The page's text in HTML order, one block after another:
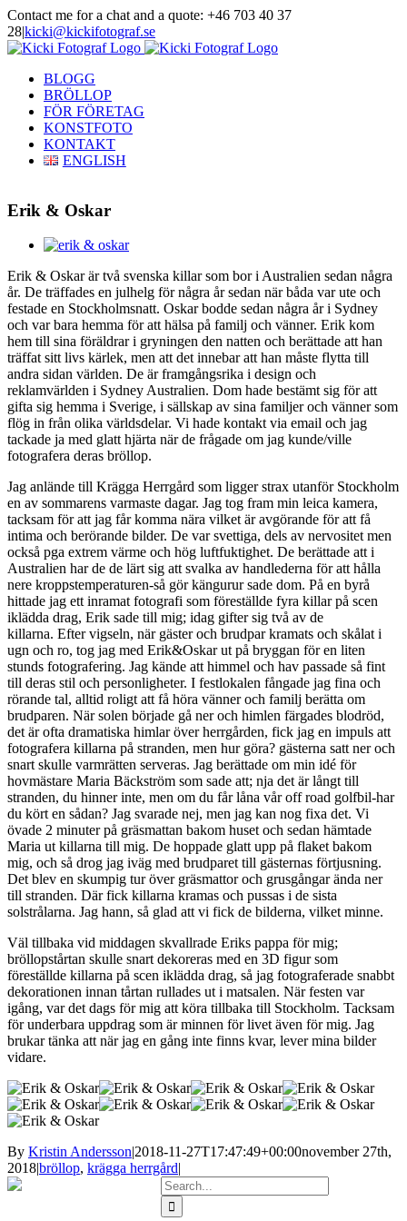
Skip
to
content
Contact me for a chat and a quote: +46 703 40 37
28|kicki@kickifotograf.se
Instagram
Facebook
BLOGG
BRÖLLOP
FÖR FÖRETAG
KONSTFOTO
KONTAKT
ENGLISH
Erik & Oskar
View
Image
Erik & Oskar är två svenska killar som bor i Australien sedan några
år. De träffades en julhelg för några år sedan när båda var ute och
festade en Stockholmsnatt. Oskar bodde sedan några år i Sydney
och var bara hemma för att hälsa på familj och vänner. Erik kom
hem till sina föräldrar i gryningen den natten och berättade att han
träffat sitt livs kärlek, men att det innebar att han måste flytta till
andra sidan världen. De är framgångsrika i design och
reklamvärlden i Sydney Australien. Dom hade bestämt sig för att
gifta sig hemma i Sverige, i sällskap av sina familjer och vänner som
flög in från olika världsdelar. Vi hade kontakt via email och jag
tackade ja med glatt hjärta när de frågade om jag kunde/ville
fotografera deras bröllop.
Jag anlände till Krägga Herrgård som ligger strax utanför Stockholm
en av sommarens varmaste dagar. Jag tog fram min leica kamera,
tacksam för att jag får komma nära vilket är avgörande för att få
intima och berörande bilder. De var svettiga, dels av nervositet men
också pga extrem värme och hög luftfuktighet. De berättade att i
Australien har de de lärt sig att svalka av handlederna för att hålla
nere kroppstemperaturen-så gör kängurur sade dom. På en byrå
hittade jag ett inramat fotografi som föreställde fyra killar på scen
iklädda drag, Erik sade till mig; idag gifter sig två av de
killarna. Efter vigseln, när gäster och brudpar kramats och skålat i
ugn och ro, tog jag med Erik&Oskar ut på bryggan för en liten
stunds fotografering. Jag kände att himmel och hav passade så fint
till deras stil och personligheter. I festlokalen fångade jag fina och
rörande tal, alltid roligt att få höra vänner och familj berätta om
brudparen. När solen började gå ner och himlen färgades blodröd,
det är ofta dramatiska himlar över herrgården, fick jag en impuls att
fotografera killarna på stranden, men hur göra? gästerna satt ner och
snart skulle varmrätten serveras. Jag berättade om min idé för
hovmästare Maria Bäckström som sade att; nja det är långt till
stranden, du hinner inte, men om du får låna vår off road golfbil-har
du kört en sådan? Jag svarade nej, men jag kan nog fixa det. Vi
övade 2 minuter på gräsmattan bakom huset och sedan hämtade
Maria ut killarna till mig. De hoppade glatt upp på flaket bakom
mig, och så drog jag iväg med brudparet till gästernas förtjusning.
Det blev en skumpig tur över gräsmattor och grusgångar ända ner
till stranden. Där fick killarna kramas och pussas i de sista
solstrålarna. Jag hann, så glad att vi fick de bilderna, vilket minne.
Väl tillbaka vid middagen skvallrade Eriks pappa för mig;
bröllopstårtan skulle snart dekoreras med en 3D figur som
föreställde killarna på scen iklädda drag, så jag fotograferade snabbt
dekorationen innan tårtan rullades ut i matsalen. När festen var
igång, var det dags för mig att köra tillbaka till Stockholm. Tacksam
för underbara uppdrag som är minnen för livet även för mig. Jag
brukar tänka att när jag en gång inte finns kvar, lever mina bilder
vidare.
By Kristin Andersson|2018-11-27T17:47:49+00:00november 27th,
2018|bröllop, krägga herrgård|
Search
for: